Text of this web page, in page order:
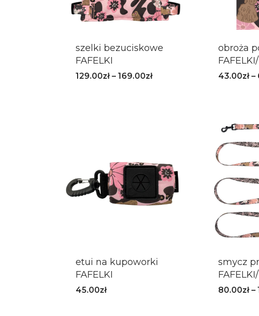
szelki bezuciskowe
FAFELKI
129.00zł – 169.00zł
obroża
43.00zł –
etui na kupoworki
FAFELKI
45.00zł
smycz
80.00zł –